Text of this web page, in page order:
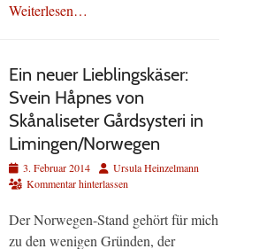
Weiterlesen…
Ein neuer Lieblingskäser:
Svein Håpnes von
Skånaliseter Gårdsysteri in
Limingen/Norwegen
Veröffentlicht
am
3. Februar 2014 AutorUrsula Heinzelmann
Kommentar hinterlassen
Der Norwegen-Stand gehört für mich
zu den wenigen Gründen, der